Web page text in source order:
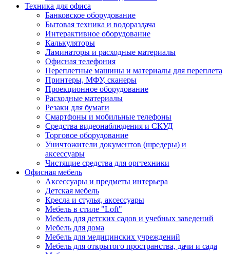
Техника для офиса
Банковское оборудование
Бытовая техника и водораздача
Интерактивное оборудование
Калькуляторы
Ламинаторы и расходные материалы
Офисная телефония
Переплетные машины и материалы для переплета
Принтеры, МФУ, сканеры
Проекционное оборудование
Расходные материалы
Резаки для бумаги
Смартфоны и мобильные телефоны
Средства видеонаблюдения и СКУД
Торговое оборудование
Уничтожители документов (шредеры) и
аксессуары
Чистящие средства для оргтехники
Офисная мебель
Аксессуары и предметы интерьера
Детская мебель
Кресла и стулья, аксессуары
Мебель в стиле "Loft"
Мебель для детских садов и учебных заведений
Мебель для дома
Мебель для медицинских учреждений
Мебель для открытого пространства, дачи и сада